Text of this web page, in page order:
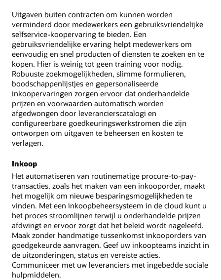
Uitgaven buiten contracten om kunnen worden
verminderd door medewerkers een gebruiksvriendelijke
selfservice-koopervaring te bieden. Een
gebruiksvriendelijke ervaring helpt medewerkers om
eenvoudig en snel producten of diensten te zoeken en te
kopen. Hier is weinig tot geen training voor nodig.
Robuuste zoekmogelijkheden, slimme formulieren,
boodschappenlijstjes en gepersonaliseerde
inkoopervaringen zorgen ervoor dat onderhandelde
prijzen en voorwaarden automatisch worden
afgedwongen door leverancierscatalogi en
configureerbare goedkeuringswerkstromen die zijn
ontworpen om uitgaven te beheersen en kosten te
verlagen.
Inkoop
Het automatiseren van routinematige procure-to-pay-
transacties, zoals het maken van een inkooporder, maakt
het mogelijk om nieuwe besparingsmogelijkheden te
vinden. Met een inkoopbeheersysteem in de cloud kunt u
het proces stroomlijnen terwijl u onderhandelde prijzen
afdwingt en ervoor zorgt dat het beleid wordt nageleefd.
Maak zonder handmatige tussenkomst inkooporders van
goedgekeurde aanvragen. Geef uw inkoopteams inzicht in
de uitzonderingen, status en vereiste acties.
Communiceer met uw leveranciers met ingebedde sociale
hulpmiddelen.